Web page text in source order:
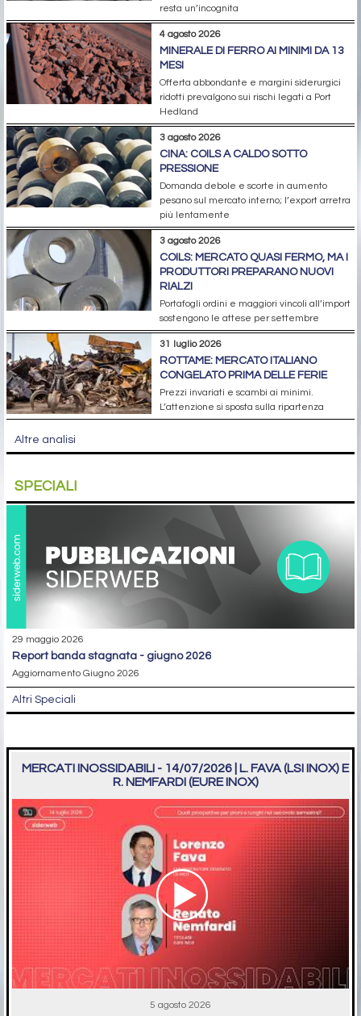
resta un’incognita
4 agosto 2026
MINERALE DI FERRO AI MINIMI DA 13
MESI
Offerta abbondante e margini siderurgici
ridotti prevalgono sui rischi legati a Port
Hedland
3 agosto 2026
CINA: COILS A CALDO SOTTO
PRESSIONE
Domanda debole e scorte in aumento
pesano sul mercato interno; l’export arretra
più lentamente
3 agosto 2026
COILS: MERCATO QUASI FERMO, MA I
PRODUTTORI PREPARANO NUOVI
RIALZI
Portafogli ordini e maggiori vincoli all’import
sostengono le attese per settembre
31 luglio 2026
ROTTAME: MERCATO ITALIANO
CONGELATO PRIMA DELLE FERIE
Prezzi invariati e scambi ai minimi.
L’attenzione si sposta sulla ripartenza
Altre analisi
SPECIALI
29 maggio 2026
report banda stagnata - giugno 2026
Aggiornamento Giugno 2026
Altri Speciali
MERCATI INOSSIDABILI - 14/07/2026 | L. FAVA (LSI INOX) E
R. NEMFARDI (EURE INOX)
5 agosto 2026